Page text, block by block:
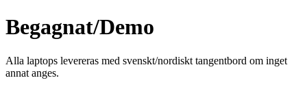
Begagnat/Demo
Alla laptops levereras med svenskt/nordiskt tangentbord om inget
annat anges.